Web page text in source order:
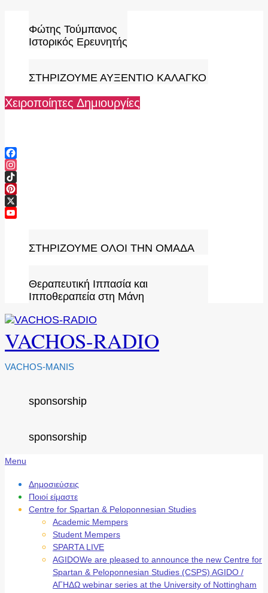
content
Φώτης Τούμπανος
Ιστορικός Ερευνητής
ΣΤΗΡΙΖΟΥΜΕ ΑΥΞΕΝΤΙΟ ΚΑΛΑΓΚΟ
Χειροποίητες Δημιουργίες
Facebook
Instagram
TikTok
Pinterest
X
ΣΤΗΡΙΖΟΥΜΕ ΟΛΟΙ ΤΗΝ ΟΜΑΔΑ
Θεραπευτική Ιππασία και
Ιπποθεραπεία στη Μάνη
VACHOS-RADIO
VACHOS-MANIS
sponsorship
sponsorship
Secondary
Menu
Menu
Δημοσιεύσεις
Ποιοί είμαστε
Centre for Spartan & Peloponnesian Studies
Academic Mempers
Student Mempers
SPARTA LIVE
AGIDOWe are pleased to announce the new Centre for
Spartan & Peloponnesian Studies (CSPS) AGIDO /
ΑΓΗΔΩ webinar series at the University of Nottingham